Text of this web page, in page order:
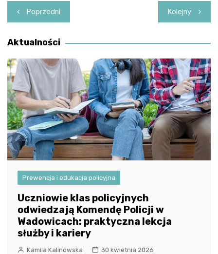
Nawigacja
wpisu
Poprzedni Kolejny
Aktualności
Prewencja i edukacja policyjna
Uczniowie klas policyjnych
odwiedzają Komendę Policji w
Wadowicach: praktyczna lekcja
służby i kariery
Kamila Kalinowska 30 kwietnia 2026